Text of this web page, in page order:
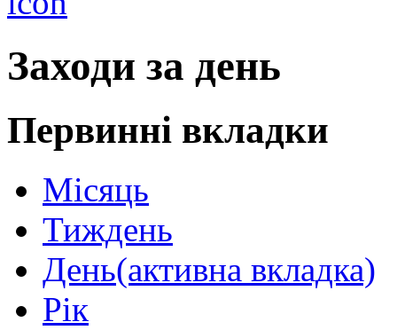
Заходи за день
Первинні вкладки
Місяць
Тиждень
День(активна вкладка)
Рік